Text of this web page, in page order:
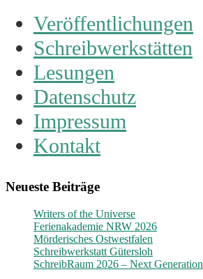
Veröffentlichungen
Schreibwerkstätten
Lesungen
Datenschutz
Impressum
Kontakt
Neueste Beiträge
Writers of the Universe
Ferienakademie NRW 2026
Mörderisches Ostwestfalen
Schreibwerkstatt Gütersloh
SchreibRaum 2026 – Next Generation